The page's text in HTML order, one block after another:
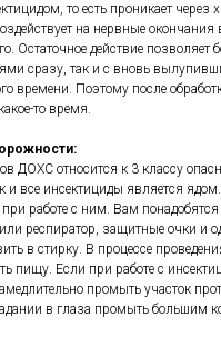
то есть проникает через
на нервные
Остаточное действие позволяет
сразу, так и с вновь
времени. Поэтому после
то время.
ДОХС относится к 3 классу
и все инсектициды является
работе с ним. Вам
респиратор, защитные очки и
в стирку. В процессе
пищу. Если при работе с
промыть участок
в глаза промыть большим